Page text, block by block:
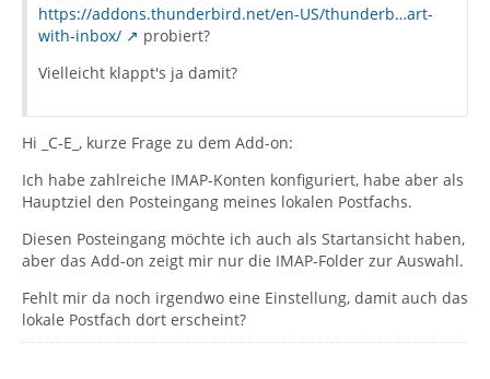
https://addons.thunderbird.net/en-US/thunderb…art-
with-inbox/
probiert?
Vielleicht klappt's ja damit?
Hi _C-E_, kurze Frage zu dem Add-on:
Ich habe zahlreiche IMAP-Konten konfiguriert, habe aber als
Hauptziel den Posteingang meines lokalen Postfachs.
Diesen Posteingang möchte ich auch als Startansicht haben,
aber das Add-on zeigt mir nur die IMAP-Folder zur Auswahl.
Fehlt mir da noch irgendwo eine Einstellung, damit auch das
lokale Postfach dort erscheint?